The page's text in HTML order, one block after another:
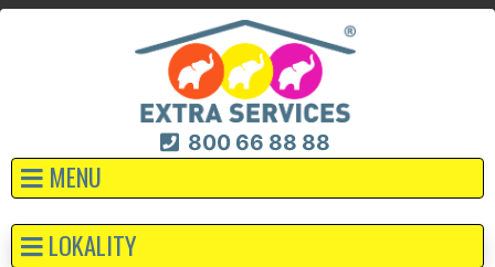
800 66 88 88
MENU
LOKALITY